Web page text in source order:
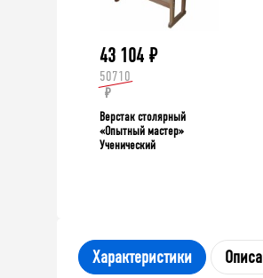
43 104 ₽
50710
₽
Верстак столярный
«Опытный мастер»
Ученический
Характеристики